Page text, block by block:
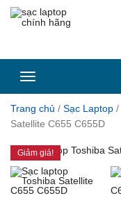
Toggle
Trang chủ / Sạc Laptop /
Satellite C655 C655D
Giảm giá!